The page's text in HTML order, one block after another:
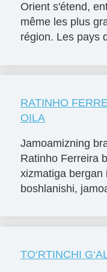
Orient s'étend,
même les plus
région. Les pays
RATINHO
OILA
Jamoamizning
Ratinho Ferreira
xizmatiga bergan
boshlanishi,
TO‘RTINCHI